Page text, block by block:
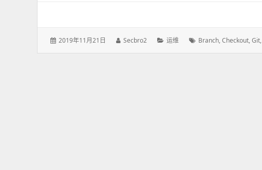
发
2019年11月21日
作
Secbro2
分
运维
标
Branch,Checkout,Git,